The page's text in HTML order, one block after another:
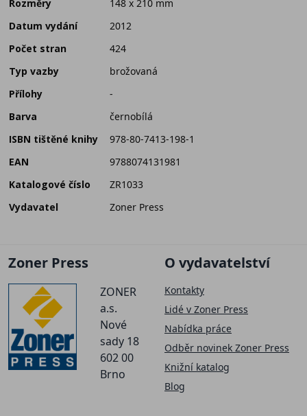
Rozměry
148 x 210 mm
Datum vydání
2012
Počet stran
424
Typ vazby
brožovaná
Přílohy
-
Barva
černobílá
ISBN tištěné knihy
978-80-7413-198-1
EAN
9788074131981
Katalogové číslo
ZR1033
Vydavatel
Zoner Press
Zoner Press
ZONER
a.s.
Nové
sady 18
602 00
Brno
O vydavatelství
Kontakty
Lidé v Zoner Press
Nabídka práce
Odběr novinek Zoner Press
Knižní katalog
Blog